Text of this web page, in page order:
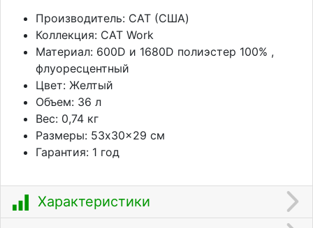
Производитель: CAT (США)
Коллекция: CAT Work
Материал: 600D и 1680D полиэстер 100% ,
флуоресцентный
Цвет: Желтый
Объем: 36 л
Вес: 0,74 кг
Размеры: 53x30x29 см
Гарантия: 1 год
Характеристики